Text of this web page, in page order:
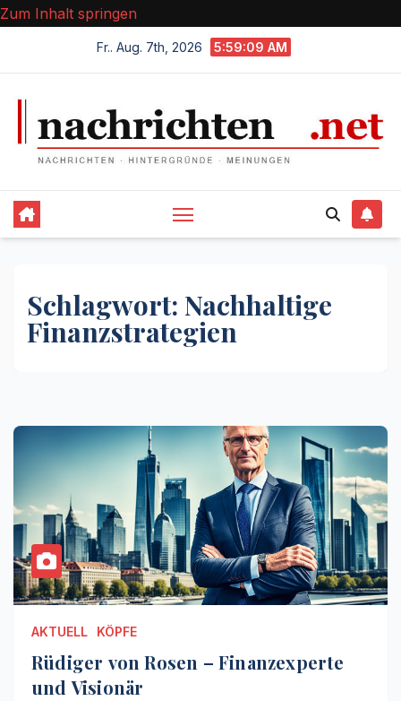
Zum Inhalt springen
Fr.. Aug. 7th, 2026 5:59:10 AM
Schlagwort: Nachhaltige
Finanzstrategien
AKTUELL KÖPFE
Rüdiger von Rosen – Finanzexperte
und Visionär